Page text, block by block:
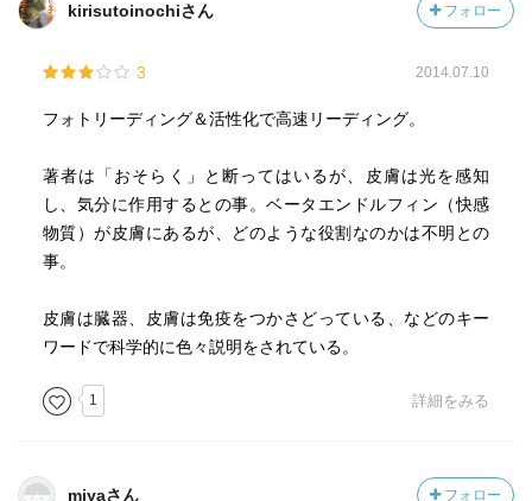
kirisutoinochiさん フォロー
3 2014.07.10
フォトリーディング＆活性化で高速リーディング。
著者は「おそらく」と断ってはいるが、皮膚は光を感知
し、気分に作用するとの事。ベータエンドルフィン（快感
物質）が皮膚にあるが、どのような役割なのかは不明との
事。
皮膚は臓器、皮膚は免疫をつかさどっている、などのキー
ワードで科学的に色々説明をされている。
1 詳細をみる
miyaさん フォロー